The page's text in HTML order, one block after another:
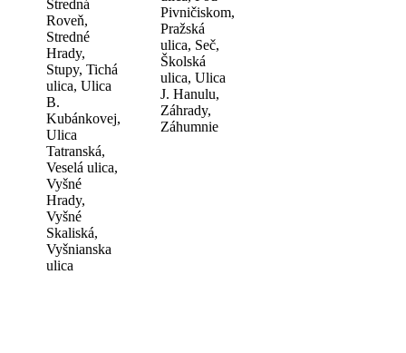
Stredná
Roveň,
Stredné
Hrady,
Stupy, Tichá
ulica, Ulica
B.
Kubánkovej,
Ulica
Tatranská,
Veselá ulica,
Vyšné
Hrady,
Vyšné
Skaliská,
Vyšnianska
ulica
Pivničiskom,
Pražská
ulica, Seč,
Školská
ulica, Ulica
J. Hanulu,
Záhrady,
Záhumnie